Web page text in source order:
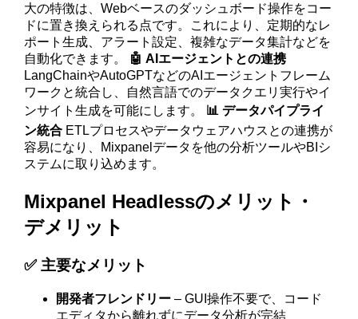
大の特徴は、Webベースのダッシュボード操作をコー
ドに置き換えられる点です。これにより、定期的なレ
ポート生成、アラート設定、複雑なデータ集計などを
自動化できます。 🤖 AIエージェントとの連携
LangChainやAutoGPTなどのAIエージェントフレーム
ワークと統合し、自然言語でのデータクエリ実行やイ
ンサイト生成を可能にします。 📊 データパイプライ
ン統合 ETLプロセスやデータウェアハウスとの連携が
容易になり、Mixpanelデータを他の分析ツールやBIシ
ステムに取り込めます。
Mixpanel Headlessのメリット・
デメリット
✅ 主要なメリット
開発者フレンドリー – GUI操作不要で、コード
エディタから離れずにデータ分析が完結